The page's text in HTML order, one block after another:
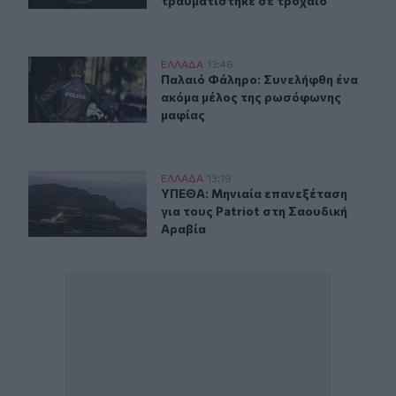
Παλαιό Φάληρο: Συνελήφθη ένα ακόμα μέλος της
ΕΛΛAΔΑ 13:46
Παλαιό Φάληρο: Συνελήφθη ένα
Παλαιό Φάληρο: Συνελήφθη ένα
ακόμα μέλος της ρωσόφωνης
μαφίας
ΥΠΕΘΑ: Μηνιαία επανεξέταση για τους Patriot στη
ΕΛΛAΔΑ 13:19
ΥΠΕΘΑ: Μηνιαία επανεξέταση για
ΥΠΕΘΑ: Μηνιαία επανεξέταση
για τους Patriot στη Σαουδική
Αραβία